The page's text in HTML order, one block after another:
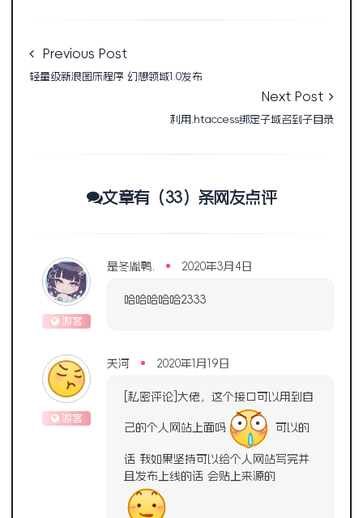
Previous Post
轻量级新浪图床程序 幻想领域1.0发布
Next Post
利用.htaccess绑定子域名到子目录
文章有（33）条网友点评
游客
是冬胤鸭. 2020年3月4日
哈哈哈哈哈2333
游客
天河 2020年1月19日
[私密评论]大佬，这个接口可以用到自
己的个人网站上面吗 可以的
话 我如果坚持可以给个人网站写完并
且发布上线的话 会贴上来源的